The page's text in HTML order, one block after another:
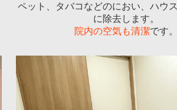
ペット、タバコなどのにおい、ハウ
に除去します。
院内の空気も清潔です。